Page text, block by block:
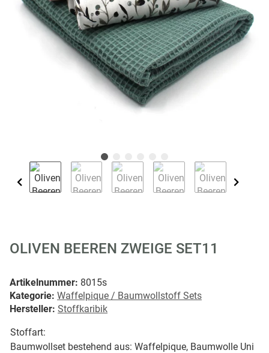
OLIVEN BEEREN ZWEIGE SET11
Artikelnummer: 8015s
Kategorie: Waffelpique / Baumwollstoff Sets
Hersteller: Stoffkaribik
Stoffart:
Baumwollset bestehend aus: Waffelpique, Baumwolle Uni